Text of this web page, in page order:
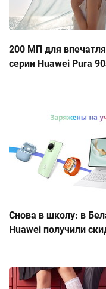
200 МП для
серии Huawei Pura
Снова в школу: в
Huawei получили